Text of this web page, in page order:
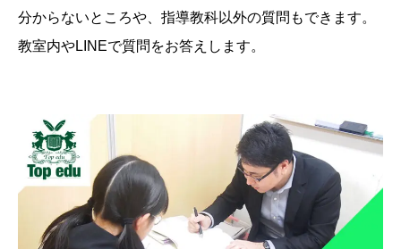
分からないところや、指導教科以外の質問もできます。
教室内やLINEで質問をお答えします。